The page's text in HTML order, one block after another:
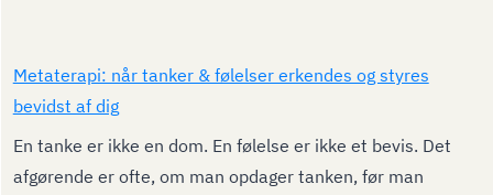
Metaterapi: når tanker & følelser erkendes og styres
bevidst af dig
En tanke er ikke en dom. En følelse er ikke et bevis. Det
afgørende er ofte, om man opdager tanken, før man